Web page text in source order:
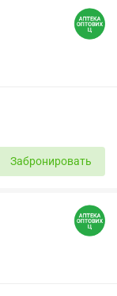
Забронировать